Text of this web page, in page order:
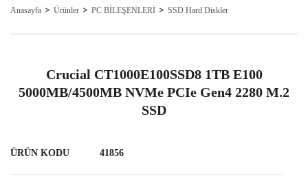
Anasayfa Ürünler PC BİLEŞENLERİ SSD Hard Diskler
Crucial CT1000E100SSD8 1TB E100
5000MB/4500MB NVMe PCIe Gen4 2280 M.2
SSD
ÜRÜN KODU 41856